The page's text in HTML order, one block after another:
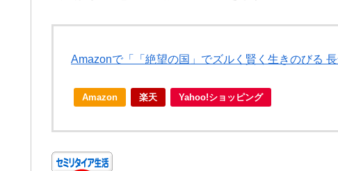
Amazonで「「絶望の国」でズルく賢く生きのびる
Amazon 楽天 Yahoo!ショッピング